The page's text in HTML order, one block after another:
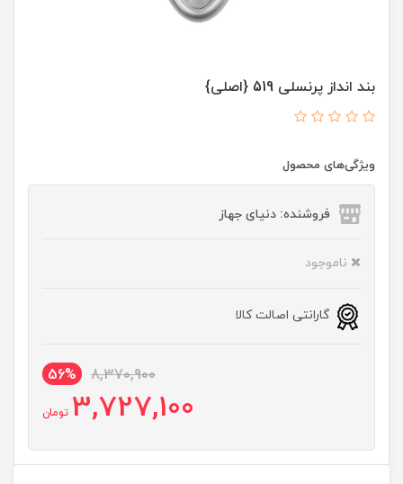
بند انداز پرنسلی 519 {اصلی}
ویژگی‌های محصول
فروشنده: دنیای جهاز
ناموجود
گارانتی اصالت کالا
8,370,900
56%
3,727,100 تومان